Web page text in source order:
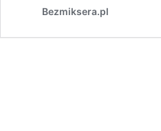
Bezmiksera.pl